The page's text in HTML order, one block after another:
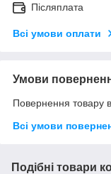
Післяплата
Всі умови оплати
Умови
Повернення товару
Всі умови
Подібні товари